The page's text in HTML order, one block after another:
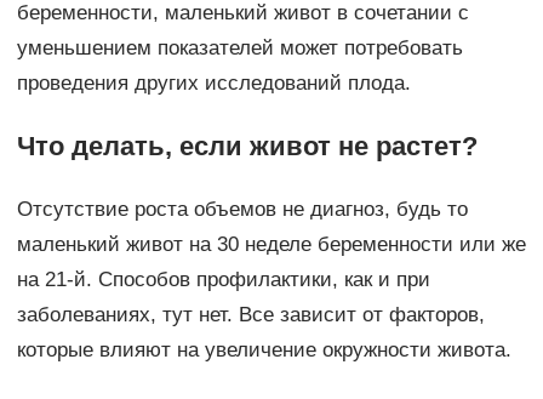
беременности, маленький живот в сочетании с
уменьшением показателей может потребовать
проведения других исследований плода.
Что делать, если живот не растет?
Отсутствие роста объемов не диагноз, будь то
маленький живот на 30 неделе беременности или же
на 21-й. Способов профилактики, как и при
заболеваниях, тут нет. Все зависит от факторов,
которые влияют на увеличение окружности живота.